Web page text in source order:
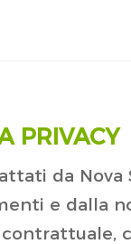
PRIVACY
da Nova
e dalla